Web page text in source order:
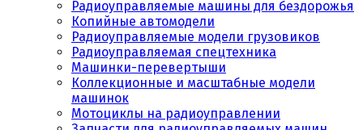
Радиоуправляемые машины для бездорожья
Копийные автомодели
Радиоуправляемые модели грузовиков
Радиоуправляемая спецтехника
Машинки-перевертыши
Коллекционные и масштабные модели
машинок
Мотоциклы на радиоуправлении